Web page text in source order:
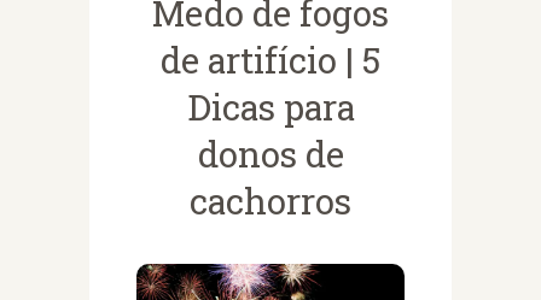
Medo de fogos
de artifício | 5
Dicas para
donos de
cachorros